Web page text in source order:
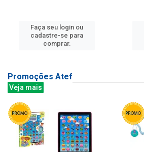
Faça seu login ou
cadastre-se para
comprar.
Promoções Atef
Veja mais